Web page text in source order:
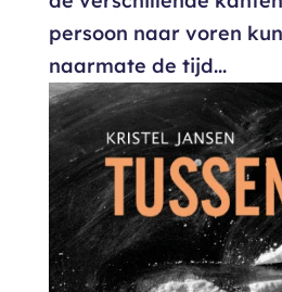
persoon naar voren
naarmate de tijd...